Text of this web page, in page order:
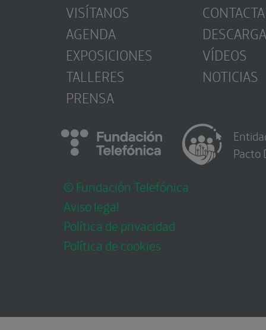
VISÍTANOS
AGENDA
EXPOSICIONES
TALLERES
PRENSA
CONTACTA
VÍDEOS
NOTICIAS
© Fundación Telefónica
Aviso legal
Política de privacidad
Política de cookies
Pacto